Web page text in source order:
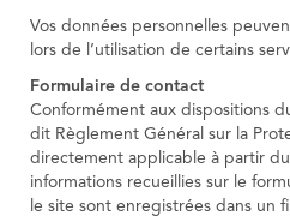
Vos données personnelles
lors de l’utilisation de certains
Formulaire de contact
Conformément aux dispositions
dit Règlement Général sur la
directement applicable à partir
informations recueillies sur le
le site sont enregistrées dans un